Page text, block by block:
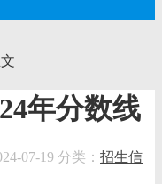
年分数线
07-19 分类： 招生信